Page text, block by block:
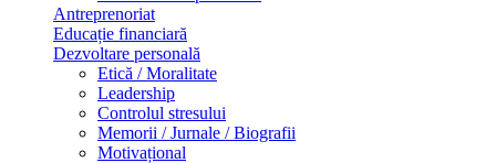
Antreprenoriat
Educație financiară
Dezvoltare personală
Etică / Moralitate
Leadership
Controlul stresului
Memorii / Jurnale / Biografii
Motivațional